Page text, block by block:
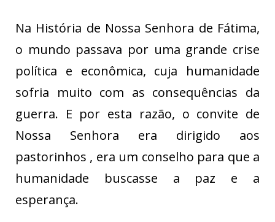
Na História de Nossa Senhora de Fátima,
o mundo passava por uma grande crise
política e econômica, cuja humanidade
sofria muito com as consequências da
guerra. E por esta razão, o convite de
Nossa Senhora era dirigido aos
pastorinhos , era um conselho para que a
humanidade buscasse a paz e a
esperança.